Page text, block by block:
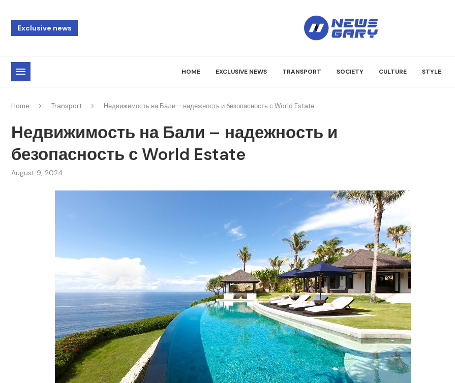
Exclusive news
HOME EXCLUSIVE NEWS TRANSPORT SOCIETY CULTURE STYLE
Home Transport Недвижимость на Бали – надежность и безопасность с World Estate
Недвижимость на Бали – надежность и
безопасность с World Estate
August 9, 2024